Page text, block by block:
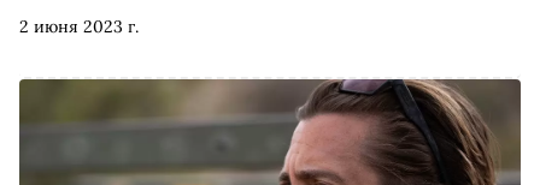
2 июня 2023 г.
выживает в Афганистане благодаря переводчику
рассказывающая о непростой работе тех, кто помогает
говорящим на разных языках понимать друг друга.
Пройдите тест «Сноба» и проверьте, знаете ли вы
похожие фильмы